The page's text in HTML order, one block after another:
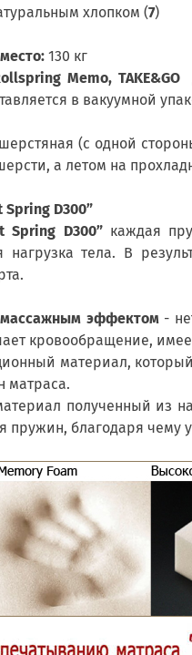
хлопком (7)
130 кг
Memo, TAKE&GO
в вакуумной
(с одной
а летом на
D300”
Spring D300”каждая
нагрузка тела. В
эффектом-
кровообращение,
материал,
матраса.
полученный из
пружин, благодаря чему